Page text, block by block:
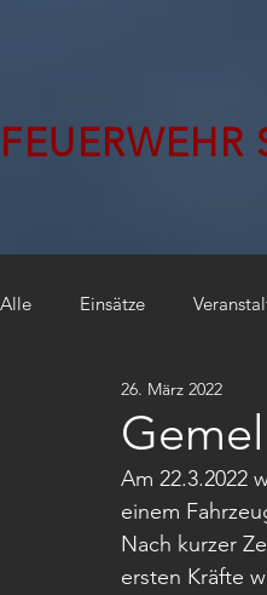
FEUERWEHR
Alle Einsätze
26. März 2022
Am 22.3.2022
einem
Nach kurzer
ersten Kräfte